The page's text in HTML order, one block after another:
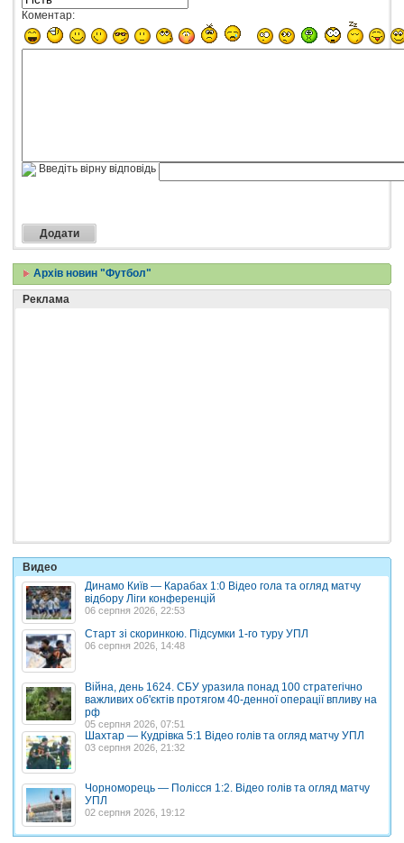
Коментар:
Введіть вірну відповідь
Архів новин "Футбол"
Реклама
Видео
Динамо Київ — Карабах 1:0 Відео гола та огляд матчу
відбору Ліги конференцій
06 серпня 2026, 22:53
Старт зі скоринкою. Підсумки 1-го туру УПЛ
06 серпня 2026, 14:48
Війна, день 1624. СБУ уразила понад 100 стратегічно
важливих об'єктів протягом 40-денної операції впливу на
рф
05 серпня 2026, 07:51
Шахтар — Кудрівка 5:1 Відео голів та огляд матчу УПЛ
03 серпня 2026, 21:32
Чорноморець — Полісся 1:2. Відео голів та огляд матчу
УПЛ
02 серпня 2026, 19:12